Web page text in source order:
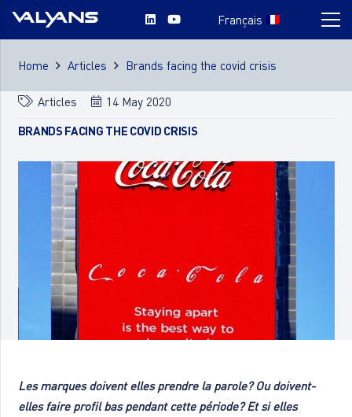
Français
Home Articles Brands facing the covid crisis
Articles
14 May 2020
BRANDS FACING THE COVID CRISIS
Les marques doivent elles prendre la parole? Ou doivent-
elles faire profil bas pendant cette période? Et si elles